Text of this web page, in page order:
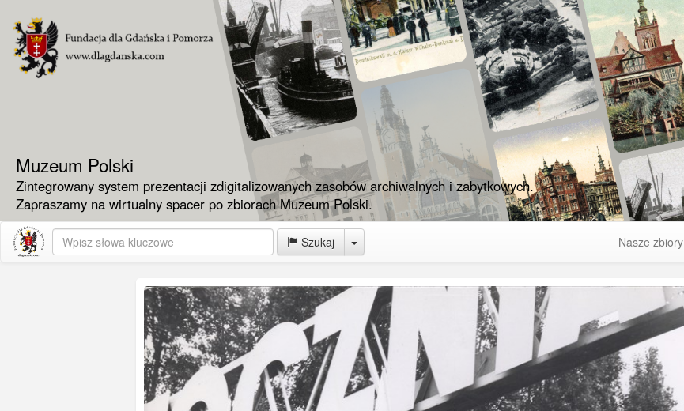
Muzeum Polski
Zintegrowany system prezentacji zdigitalizowanych zasobów archiwalnych i zabytkowych.
Zapraszamy na wirtualny spacer po zbiorach Muzeum Polski.
Szukaj Toggle Dropdown Nasze zbiory